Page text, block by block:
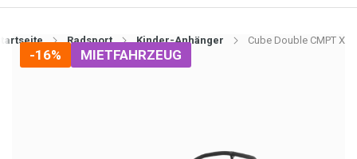
Radsport Kinder-Anhänger Cube Double CMPT X
-16% MIETFAHRZEUG